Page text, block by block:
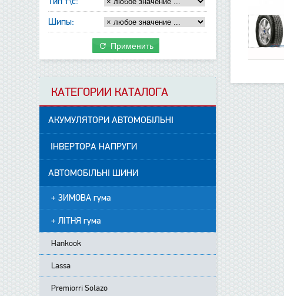
Шипы:
Применить
КАТЕГОРИИ КАТАЛОГА
АКУМУЛЯТОРИ АВТОМОБІЛЬНІ
ІНВЕРТОРА НАПРУГИ
АВТОМОБІЛЬНІ ШИНИ
+ ЗИМОВА гума
+ ЛІТНЯ гума
Hankook
Lassa
Premiorri Solazo